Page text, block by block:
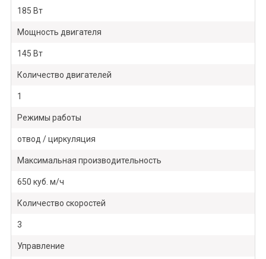
185 Вт
Мощность двигателя
145 Вт
Количество двигателей
1
Режимы работы
отвод / циркуляция
Максимальная производительность
650 куб. м/ч
Количество скоростей
3
Управление